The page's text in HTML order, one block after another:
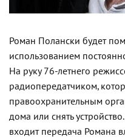
Роман Полански будет
использованием
На руку 76-летнего
радиопередатчиком,
правоохранительным
дома или снять
входит передача Романа